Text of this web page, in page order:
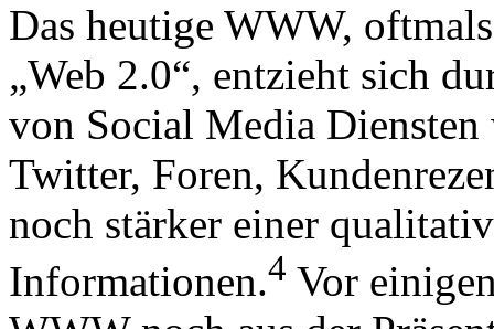
Das heutige WWW,
„Web 2.0“, entzieht sich
von Social Media
Twitter, Foren,
noch stärker einer
Informationen.4 Vor